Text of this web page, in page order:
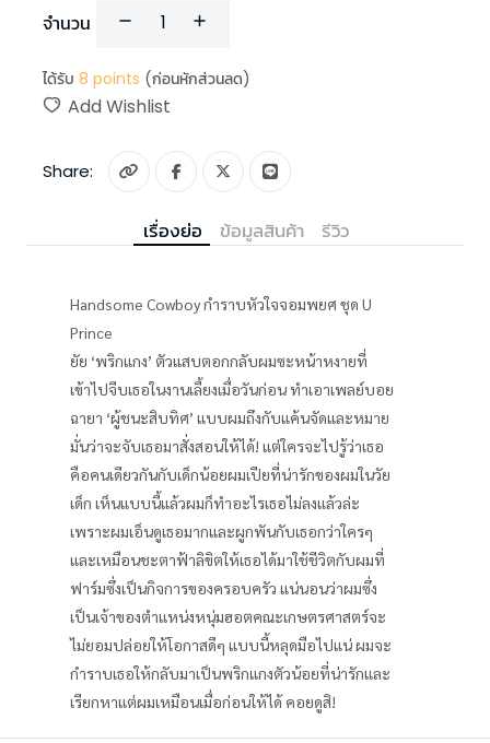
จำนวน
ได้รับ 8 points (ก่อนหักส่วนลด)
Add Wishlist
Share:
เรื่องย่อ ข้อมูลสินค้า รีวิว
Handsome Cowboy กำราบหัวใจจอมพยศ ชุด U
Prince
ยัย ‘พริกแกง’ ตัวแสบตอกกลับผมซะหน้าหงายที่
เข้าไปจีบเธอในงานเลี้ยงเมื่อวันก่อน ทำเอาเพลย์บอย
ฉายา ‘ผู้ชนะสิบทิศ’ แบบผมถึงกับแค้นจัดและหมาย
มั่นว่าจะจับเธอมาสั่งสอนให้ได้! แต่ใครจะไปรู้ว่าเธอ
คือคนเดียวกันกับเด็กน้อยผมเปียที่น่ารักของผมในวัย
เด็ก เห็นแบบนี้แล้วผมก็ทำอะไรเธอไม่ลงแล้วล่ะ
เพราะผมเอ็นดูเธอมากและผูกพันกับเธอกว่าใครๆ
และเหมือนชะตาฟ้าลิขิตให้เธอได้มาใช้ชีวิตกับผมที่
ฟาร์มซึ่งเป็นกิจการของครอบครัว แน่นอนว่าผมซึ่ง
เป็นเจ้าของตำแหน่งหนุ่มฮอตคณะเกษตรศาสตร์จะ
ไม่ยอมปล่อยให้โอกาสดีๆ แบบนี้หลุดมือไปแน่ ผมจะ
กำราบเธอให้กลับมาเป็นพริกแกงตัวน้อยที่น่ารักและ
เรียกหาแต่ผมเหมือนเมื่อก่อนให้ได้ คอยดูสิ!